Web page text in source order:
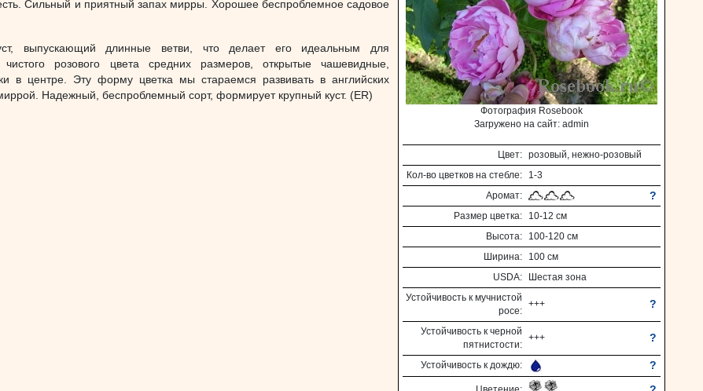
Сильный и приятный запах мирры. Хорошее беспроблемное садовое
выпускающий длинные ветви, что делает его идеальным для
чистого розового цвета средних размеров, открытые чашевидные,
в центре. Эту форму цветка мы стараемся развивать в английских
Надежный, беспроблемный сорт, формирует крупный куст. (ER)
Фотография Rosebook
Загружено на сайт: admin
Цвет: розовый, нежно-розовый
Кол-во цветков на стебле: 1-3
Аромат: ?
Размер цветка: 10-12 см
Высота: 100-120 см
Ширина: 100 см
USDA: Шестая зона
Устойчивость к мучнистой
росе:
+++ ?
Устойчивость к черной
пятнистости:
+++ ?
Устойчивость к дождю: ?